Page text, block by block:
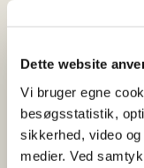
Dette website
Vi bruger egne
besøgsstatistik,
sikkerhed, video
medier. Ved
Hvis I ønsker at
har bemærkninger
indholdet af den
dem til
2026-9993 senest